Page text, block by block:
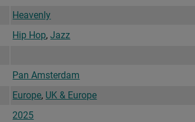
Heavenly
Hip Hop,Jazz
Pan Amsterdam
Europe, UK & Europe
2025